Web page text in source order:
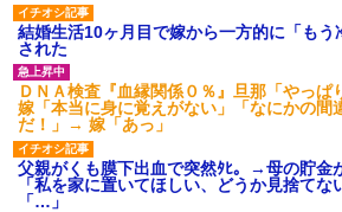
結婚生活10ヶ月目で嫁から一方的に「もう
された
ＤＮＡ検査『血縁関係０％』旦那「やっぱ
嫁「本当に身に覚えがない」「なにかの間
だ！」→ 嫁「あっ」
父親がくも膜下出血で突然ﾀﾋ。→母の貯
「私を家に置いてほしい、どうか見捨てな
「…」